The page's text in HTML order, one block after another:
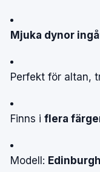
Mjuka dynor
Perfekt för altan,
Finns i flera
Modell: